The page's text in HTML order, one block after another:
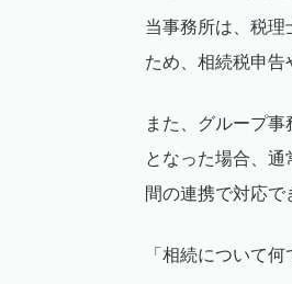
当事務所は、税
ため、相続税申告
また、グループ
となった場合、
間の連携で対応で
「相続について